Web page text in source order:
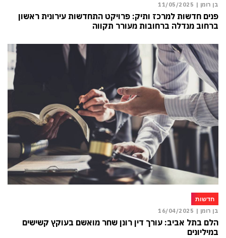
בן רומן | 11/05/2025
פנים חדשות למרכז ותיק: פרויקט התחדשות עירונית ראשון
ברחוב מנדלה ברחובות מעורר תקווה
חדשות
בן רומן | 16/04/2025
הלם בתל אביב: עורך דין רונן שחר מואשם בעוקץ קשישים
במיליונים